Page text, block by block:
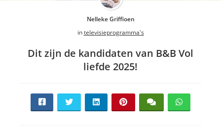
Nelleke Griffioen
intelevisieprogramma's
Dit zijn de kandidaten van B&B Vol
liefde 2025!